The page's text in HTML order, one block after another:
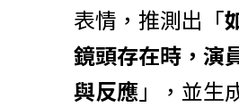
表情，推測出「
鏡頭存在時，演
與反應 」，並生